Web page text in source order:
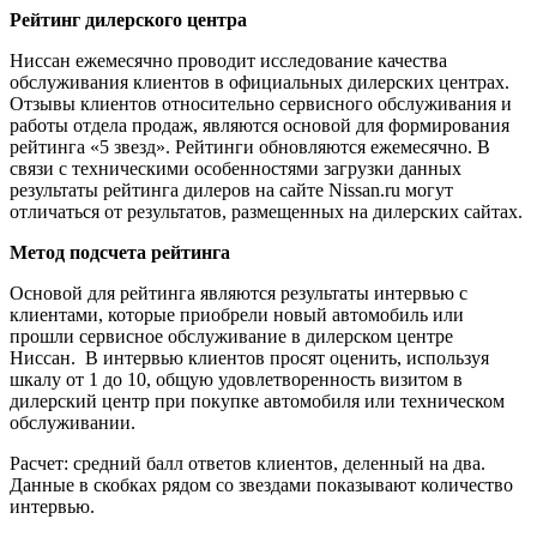
Рейтинг дилерского центра
Ниссан ежемесячно проводит исследование качества
обслуживания клиентов в официальных дилерских центрах.
Отзывы клиентов относительно сервисного обслуживания и
работы отдела продаж, являются основой для формирования
рейтинга «5 звезд». Рейтинги обновляются ежемесячно. В
связи с техническими особенностями загрузки данных
результаты рейтинга дилеров на сайте Nissan.ru могут
отличаться от результатов, размещенных на дилерских сайтах.
Метод подсчета рейтинга
Основой для рейтинга являются результаты интервью с
клиентами, которые приобрели новый автомобиль или
прошли сервисное обслуживание в дилерском центре
Ниссан. В интервью клиентов просят оценить, используя
шкалу от 1 до 10, общую удовлетворенность визитом в
дилерский центр при покупке автомобиля или техническом
обслуживании.
Расчет: средний балл ответов клиентов, деленный на два.
Данные в скобках рядом со звездами показывают количество
интервью.